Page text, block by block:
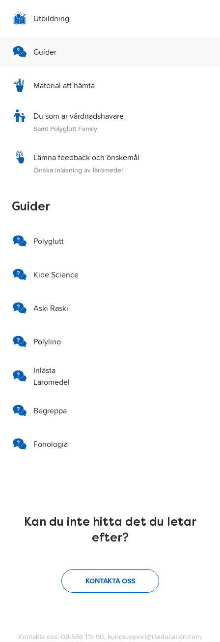
Utbildning
Guider
Material att hämta
Du som är vårdnadshavare
Samt Polyglutt Family
Lämna feedback och önskemål
Önska inläsning av läromedel
Guider
Polyglutt
Kide Science
Aski Raski
Polylino
Inlästa
Läromedel
Begreppa
Fonologia
Kan du inte hitta det du letar
efter?
KONTAKTA OSS
Kontakta oss: 08-556 115 50, kundsupport@ilteducation.com.